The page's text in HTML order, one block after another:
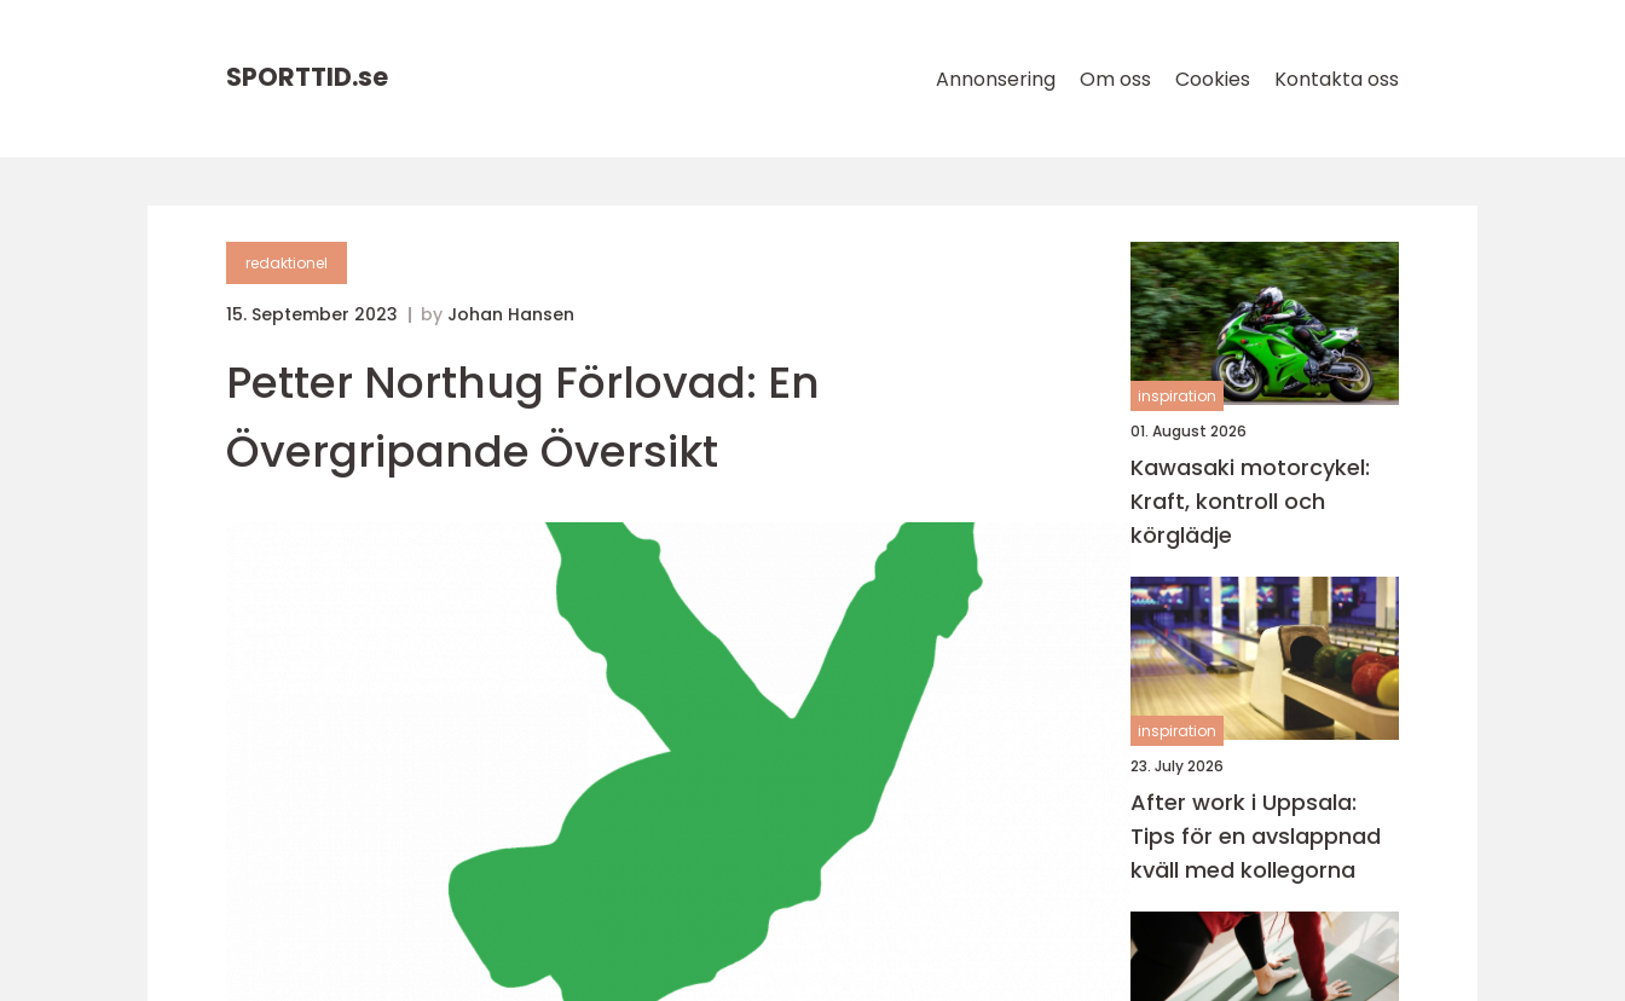
SPORTTID.se Annonsering Om oss Cookies Kontakta oss
redaktionel
15. September 2023 by Johan Hansen
Petter Northug Förlovad: En
Övergripande Översikt
inspiration
01. August 2026
Kawasaki motorcykel:
Kraft, kontroll och
körglädje
inspiration
23. July 2026
After work i Uppsala:
Tips för en avslappnad
kväll med kollegorna